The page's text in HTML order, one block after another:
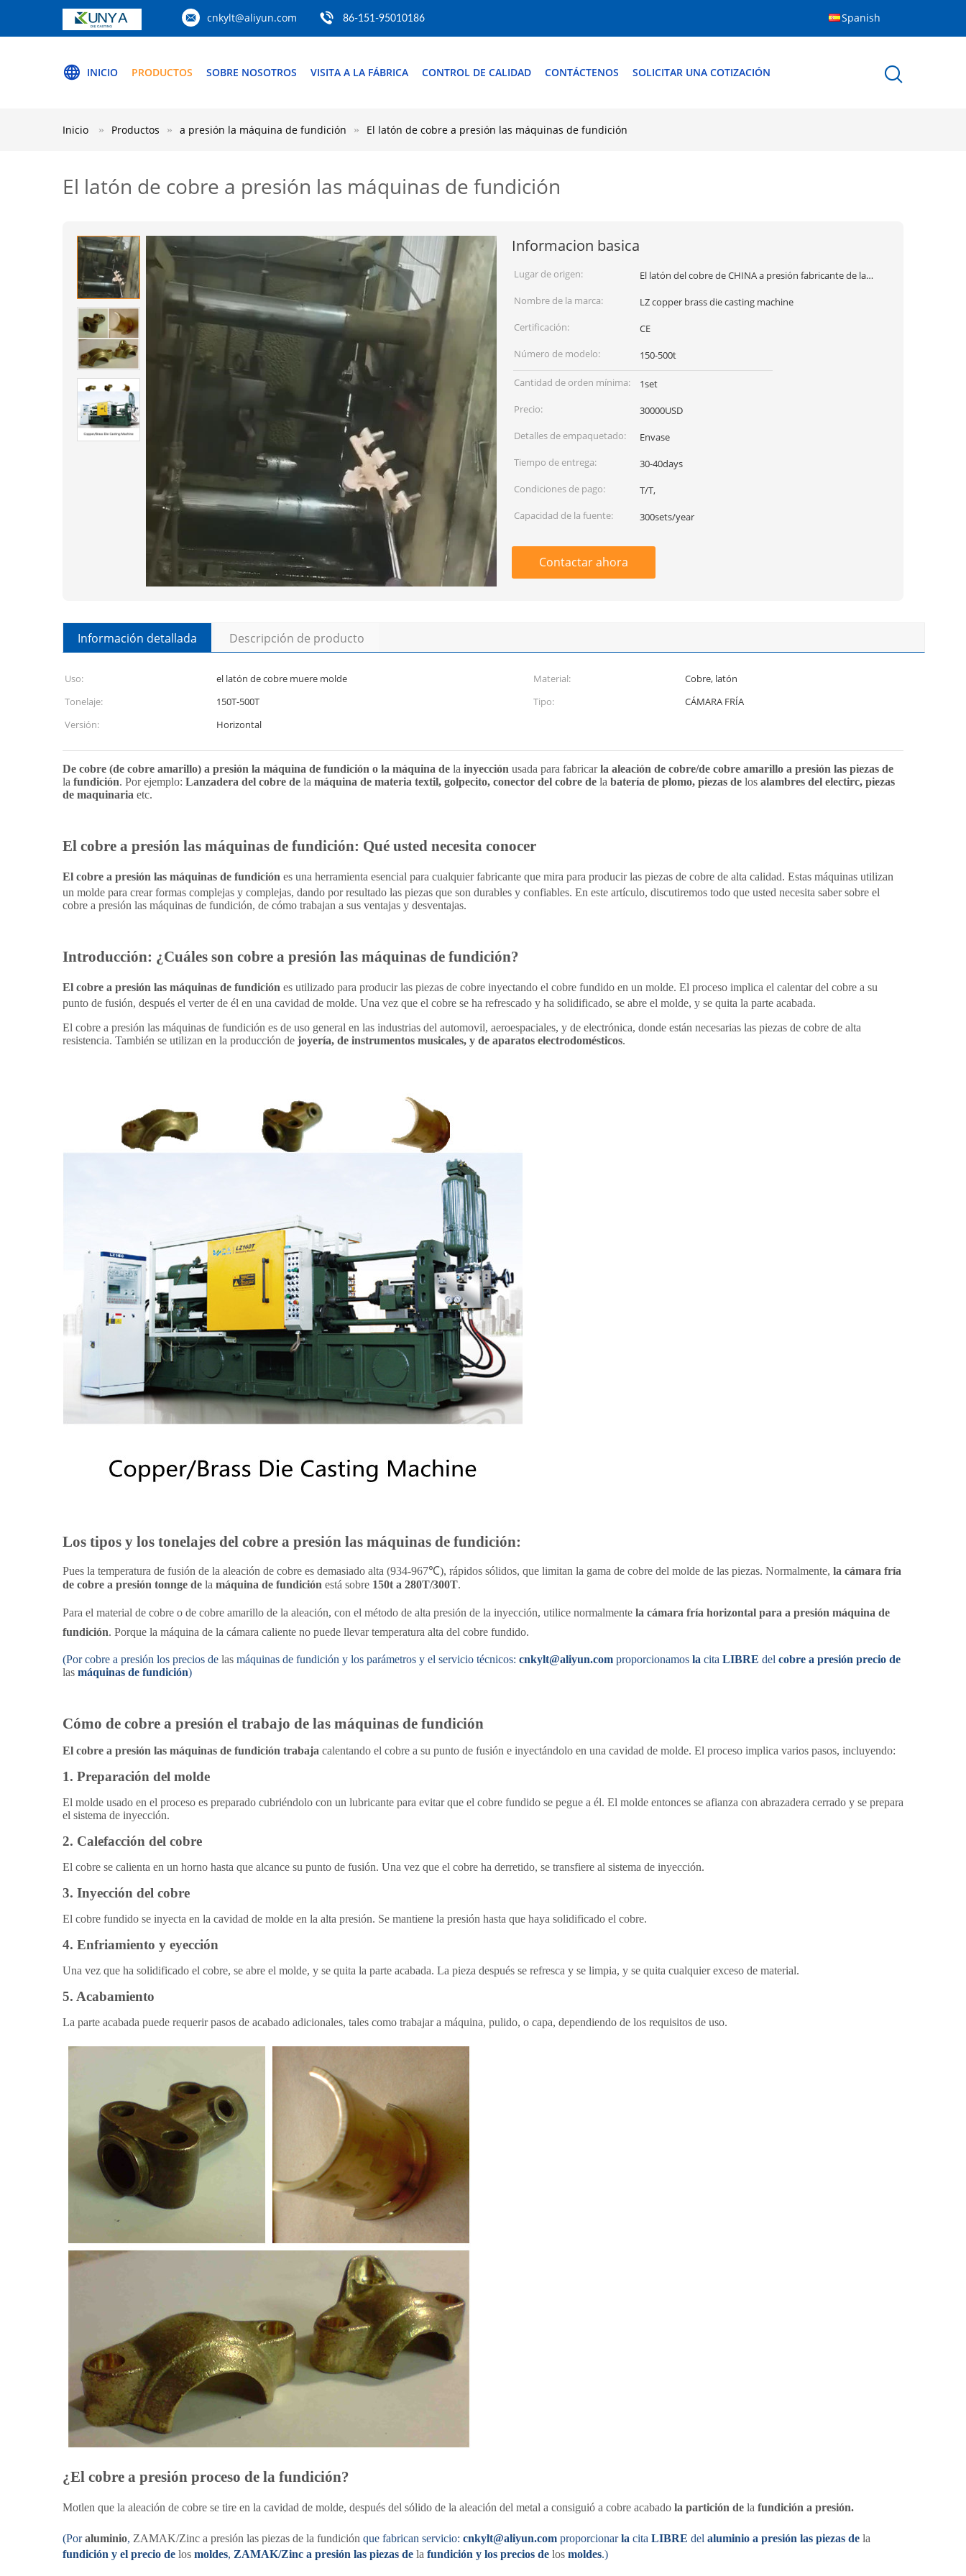
cnkylt@aliyun.com 86-151-95010186 Spanish
INICIO PRODUCTOS SOBRE NOSOTROS VISITA A LA FÁBRICA CONTROL DE CALIDAD CONTÁCTENOS SOLICITAR UNA COTIZACIÓN
Inicio Productos a presión la máquina de fundición El latón de cobre a presión las máquinas de fundición
El latón de cobre a presión las máquinas de fundición
Informacion basica
Lugar de origen:
El latón del cobre de CHINA a presión fabricante de la
máquina de fundición
Nombre de la marca:
LZ copper brass die casting machine
Certificación:
CE
Número de modelo:
150-500t
Cantidad de orden mínima:
1set
Precio:
30000USD
Detalles de empaquetado:
Envase
Tiempo de entrega:
30-40days
Condiciones de pago:
T/T,
Capacidad de la fuente:
300sets/year
Contactar ahora
Información detallada Descripción de producto
Uso: el latón de cobre muere molde Material:
Cobre, latón
Tonelaje:
150T-500T Tipo:
CÁMARA FRÍA
Versión:
Horizontal
De cobre (de cobre amarillo) a presión la máquina de fundición o la máquina de la inyección usada para fabricarla aleación de cobre/de cobre amarillo a presión las piezas de
la fundición. Por ejemplo: Lanzadera del cobre de la máquina de materia textil, golpecito, conector del cobre de la batería de plomo, piezas de los alambres del electirc, piezas
de maquinaria etc.
El cobre a presión las máquinas de fundición: Qué usted necesita conocer
El cobre a presión las máquinas de fundición es una herramienta esencial para cualquier fabricante que mira para producir las piezas de cobre de alta calidad. Estas máquinas utilizan
un molde para crear formas complejas y complejas, dando por resultado las piezas que son durables y confiables. En este artículo, discutiremos todo que usted necesita saber sobre el
cobre a presión las máquinas de fundición, de cómo trabajan a sus ventajas y desventajas.
Introducción: ¿Cuáles son cobre a presión las máquinas de fundición?
El cobre a presión las máquinas de fundición es utilizado para producir las piezas de cobre inyectando el cobre fundido en un molde. El proceso implica el calentar del cobre a su
punto de fusión, después el verter de él en una cavidad de molde. Una vez que el cobre se ha refrescado y ha solidificado, se abre el molde, y se quita la parte acabada.
El cobre a presión las máquinas de fundición es de uso general en las industrias del automovil, aeroespaciales, y de electrónica, donde están necesarias las piezas de cobre de alta
resistencia. También se utilizan en la producción de joyería, de instrumentos musicales, y de aparatos electrodomésticos.
Los tipos y los tonelajes del cobre a presión las máquinas de fundición:
Pues la temperatura de fusión de la aleación de cobre es demasiado alta (934-967℃), rápidos sólidos, que limitan la gama de cobre del molde de las piezas. Normalmente, la cámara fría
de cobre a presión tonnge de la máquina de fundición está sobre 150t a 280T/300T.
Para el material de cobre o de cobre amarillo de la aleación, con el método de alta presión de la inyección, utilice normalmente la cámara fría horizontal para a presión máquina de
fundición. Porque la máquina de la cámara caliente no puede llevar temperatura alta del cobre fundido.
(Porcobre a presión los precios de las máquinas de fundición y los parámetros y el servicio técnicos: cnkylt@aliyun.com proporcionamos la cita LIBRE del cobre a presión precio de
las máquinas de fundición)
Cómo de cobre a presión el trabajo de las máquinas de fundición
El cobre a presión las máquinas de fundición trabaja calentando el cobre a su punto de fusión e inyectándolo en una cavidad de molde. El proceso implica varios pasos, incluyendo:
1. Preparación del molde
El molde usado en el proceso es preparado cubriéndolo con un lubricante para evitar que el cobre fundido se pegue a él. El molde entonces se afianza con abrazadera cerrado y se prepara
el sistema de inyección.
2. Calefacción del cobre
El cobre se calienta en un horno hasta que alcance su punto de fusión. Una vez que el cobre ha derretido, se transfiere al sistema de inyección.
3. Inyección del cobre
El cobre fundido se inyecta en la cavidad de molde en la alta presión. Se mantiene la presión hasta que haya solidificado el cobre.
4. Enfriamiento y eyección
Una vez que ha solidificado el cobre, se abre el molde, y se quita la parte acabada. La pieza después se refresca y se limpia, y se quita cualquier exceso de material.
5. Acabamiento
La parte acabada puede requerir pasos de acabado adicionales, tales como trabajar a máquina, pulido, o capa, dependiendo de los requisitos de uso.
¿El cobre a presión proceso de la fundición?
Motlen que la aleación de cobre se tire en la cavidad de molde, después del sólido de la aleación del metal a consiguió a cobre acabado la partición de la fundición a presión.
(Poraluminio, ZAMAK/Zinc a presión las piezas de la fundición que fabrican servicio: cnkylt@aliyun.com proporcionarla cita LIBRE del aluminio a presión las piezas de la
fundición y el precio de los moldes, ZAMAK/Zinc a presión las piezas de la fundición y los precios de los moldes.)